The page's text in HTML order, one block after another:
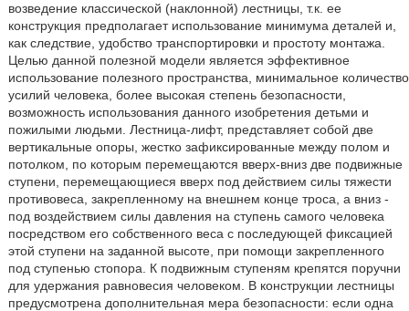
возведение классической (наклонной) лестницы, т.к. ее
конструкция предполагает использование минимума деталей и,
как следствие, удобство транспортировки и простоту монтажа.
Целью данной полезной модели является эффективное
использование полезного пространства, минимальное количество
усилий человека, более высокая степень безопасности,
возможность использования данного изобретения детьми и
пожилыми людьми. Лестница-лифт, представляет собой две
вертикальные опоры, жестко зафиксированные между полом и
потолком, по которым перемещаются вверх-вниз две подвижные
ступени, перемещающиеся вверх под действием силы тяжести
противовеса, закрепленному на внешнем конце троса, а вниз -
под воздействием силы давления на ступень самого человека
посредством его собственного веса с последующей фиксацией
этой ступени на заданной высоте, при помощи закрепленного
под ступенью стопора. К подвижным ступеням крепятся поручни
для удержания равновесия человеком. В конструкции лестницы
предусмотрена дополнительная мера безопасности: если одна